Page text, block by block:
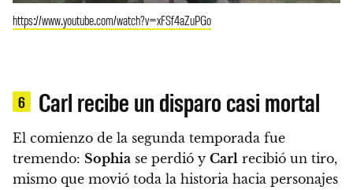
https://www.youtube.com/watch?v=xFSf4aZuPGo
6 Carl recibe un disparo casi mortal
El comienzo de la segunda temporada fue
tremendo: Sophia se perdió y Carl recibió un tiro,
mismo que movió toda la historia hacia personajes